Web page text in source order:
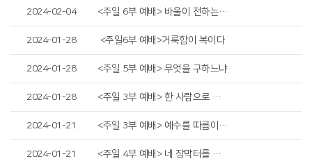
2024-02-04 <주일 6부 예배> 바울이 전하는 바른 복음
2024-01-28 <주일6부 예배>거룩함이 복이다
2024-01-28 <주일 5부 예배> 무엇을 구하느냐
2024-01-28 <주일 3부 예배> 한 사람으로 말미암아
2024-01-21 <주일 3부 예배> 예수를 따름이러라
2024-01-21 <주일 4부 예배> 네 장막터를 넓히라